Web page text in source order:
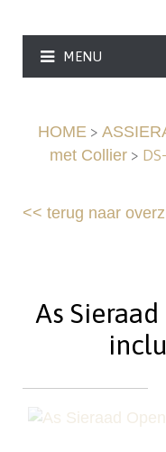
MENU
HOME>
met Collier>
<<terug naar
As